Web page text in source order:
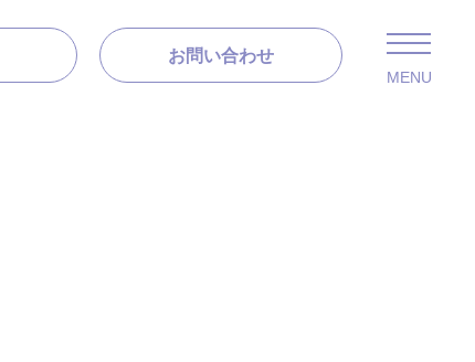
お問い合わせ
MENU